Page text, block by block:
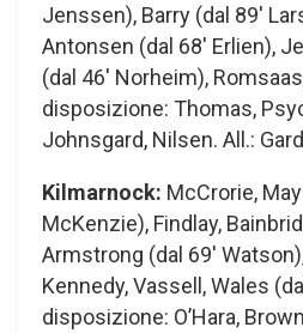
Jenssen), Barry (dal 89′
Antonsen (dal 68′ Erlien),
(dal 46′ Norheim),
disposizione: Thomas,
Johnsgard, Nilsen. All.:
Kilmarnock: McCrorie,
McKenzie), Findlay,
Armstrong (dal 69′
Kennedy, Vassell, Wales
disposizione: O’Hara,